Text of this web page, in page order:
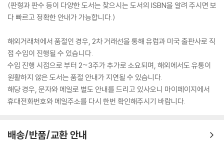
(판형과 판수 등이 다양한 도서는 찾으시는 도서의 ISBN을 알려 주시면 보
다 빠르고 정확한 안내가 가능합니다.)
해외거래처에서 품절인 경우, 2차 거래선을 통해 유럽과 미국 출판사로 직
접 수입이 진행될 수 있습니다.
수입 진행 시점으로 부터 2~3주가 추가로 소요되며, 해외에서도 유통이
원활하지 않은 도서는 품절 안내가 지연될 수 있습니다.
해당 경우, 문자와 메일로 별도 안내를 드리고 있사오니 마이페이지에서
휴대전화번호와 메일주소를 다시 한번 확인해주시기 바랍니다.
배송/반품/교환 안내